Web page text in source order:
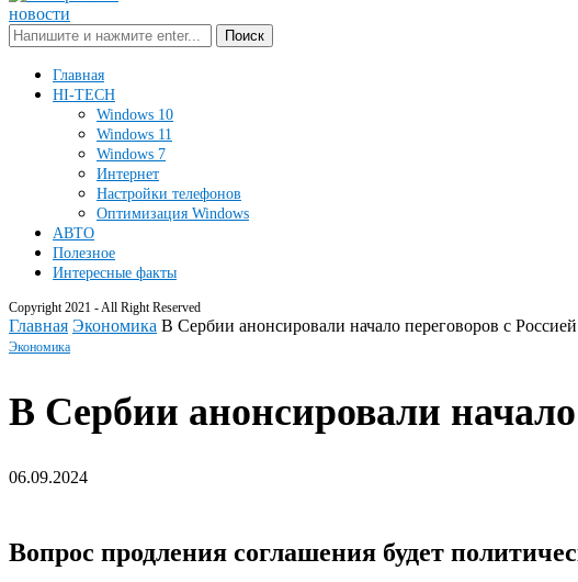
Поиск
Главная
HI-TECH
Windows 10
Windows 11
Windows 7
Интернет
Настройки телефонов
Оптимизация Windows
АВТО
Полезное
Интересные факты
Copyright 2021 - All Right Reserved
Главная Экономика В Сербии анонсировали начало переговоров с
Экономика
В Сербии анонсировали начало
06.09.2024
Вопрос продления соглашения будет